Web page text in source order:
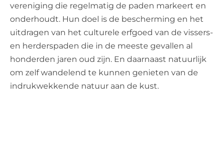
vereniging die regelmatig de paden markeert en
onderhoudt. Hun doel is de bescherming en het
uitdragen van het culturele erfgoed van de vissers-
en herderspaden die in de meeste gevallen al
honderden jaren oud zijn. En daarnaast natuurlijk
om zelf wandelend te kunnen genieten van de
indrukwekkende natuur aan de kust.